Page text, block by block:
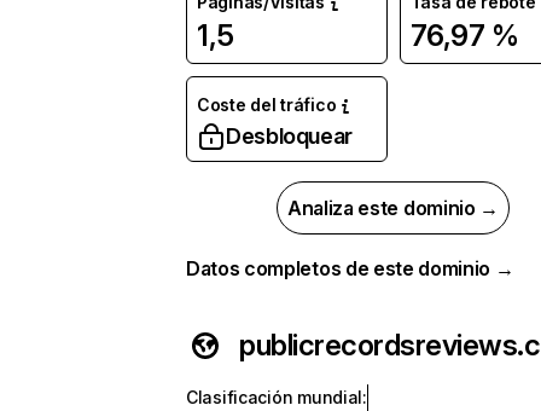
1,5 76,97 %
Coste del tráfico
Desbloquear
Analiza este dominio →
Datos completos de este dominio →
Clasificación mundial: